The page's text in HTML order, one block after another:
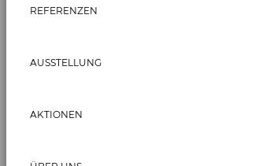
REFERENZEN
AUSSTELLUNG
AKTIONEN